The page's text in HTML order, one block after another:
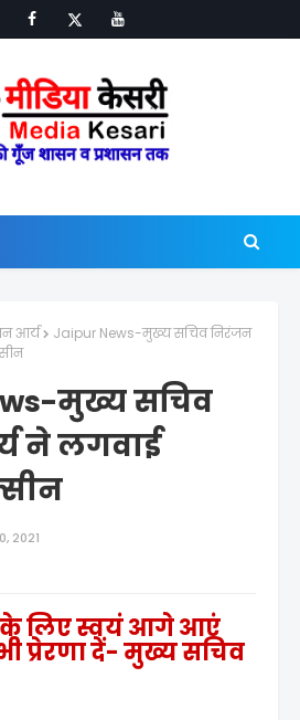
आर्य
Jaipur News-मुख्य सचिव निरंजन
मुख्य सचिव
ने लगवाई
2021
के लिए स्वयं आगे आएं
प्रेरणा दें- मुख्य सचिव